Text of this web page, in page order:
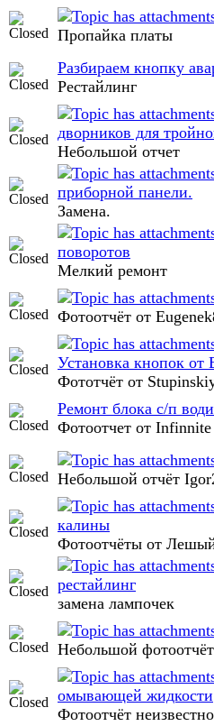
Пропайка платы
Разбираем кнопку
Рестайлинг
дворников для
Небольшой отчет
приборной панели.
Замена.
поворотов
Мелкий ремонт
Фотоотчёт от
Установка кнопок от
Фототчёт от
Ремонт блока с/п
Фотоотчет от Infinnite
Небольшой отчёт
калины
Фотоотчёты от
рестайлинг
замена лампочек
Небольшой фотоотчёт
омывающей жидкости
Фотоотчёт